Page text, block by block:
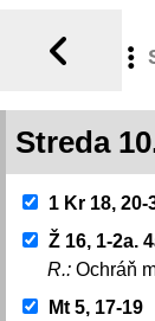
Streda
1 Kr 18, 20-
Ž 16, 1-2a.
R.: Ochráň
Mt 5, 17-19